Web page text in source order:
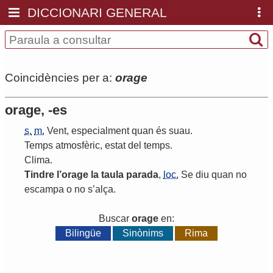
DICCIONARI GENERAL
Coincidències per a: orage
orage, -es
s. m. Vent, especialment quan és suau.
Temps atmosfèric, estat del temps.
Clima.
Tindre ’orage la taula parada, loc. Se diu quan no
escampa o no s’alça.
Buscar orage en:
Bilingüe
Sinònims Rima